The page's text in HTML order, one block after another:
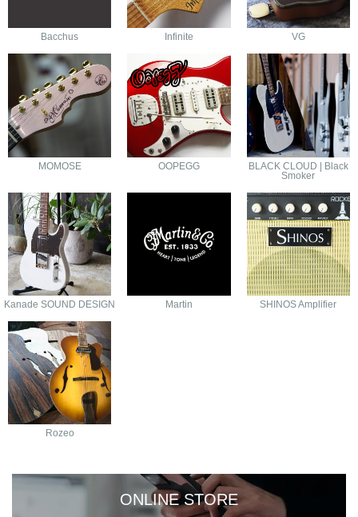
Bacchus Infinite VG
MOMOSE OOPEGG
BLACK CLOUD | Black
Smoker
Kanade SOUND DESIGN Martin SHINOS Amplifier
Rozeo
ONLINE STORE